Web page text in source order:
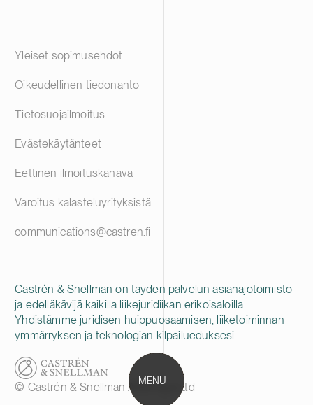
MENU
Castrén & Snellman on täyden palvelun asianajotoimisto
ja edelläkävijä kaikilla liikejuridiikan erikoisaloilla.
Yhdistämme juridisen huippuosaamisen, liiketoiminnan
ymmärryksen ja teknologian kilpailueduksesi.
© Castrén & Snellman Attorneys Ltd
Yleiset sopimusehdot
Oikeudellinen tiedonanto
Tietosuojailmoitus
Evästekäytänteet
Eettinen ilmoituskanava
Varoitus kalasteluyrityksistä
communications@castren.fi